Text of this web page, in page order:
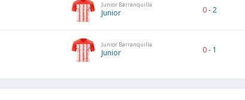
Junior Barranquilla
Junior 0-2
Junior Barranquilla
Junior 0- 1